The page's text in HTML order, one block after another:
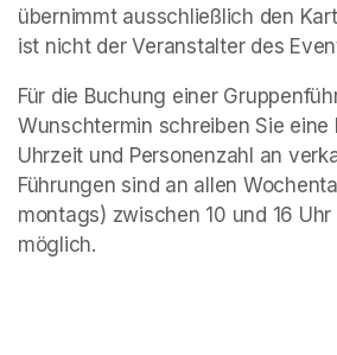
übernimmt ausschließlich den
ist nicht der Veranstalter des
Für die Buchung einer
Wunschtermin schreiben Sie eine
Uhrzeit und Personenzahl an
Führungen sind an allen
montags) zwischen 10 und 16
möglich.